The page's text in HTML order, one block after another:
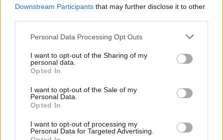
Downstream Participants that may further disclose it to other
Personal Data Processing Opt Outs
I want to opt-out of the Sharing of my
personal data.
Opted In
I want to opt-out of the Sale of my
Personal Data.
Opted In
I want to opt-out of processing my
Personal Data for Targeted Advertising.
Esim for Global
Esim for USA | Esim for Italy
for Turkey|Esim for Germany|Esim for Greece|